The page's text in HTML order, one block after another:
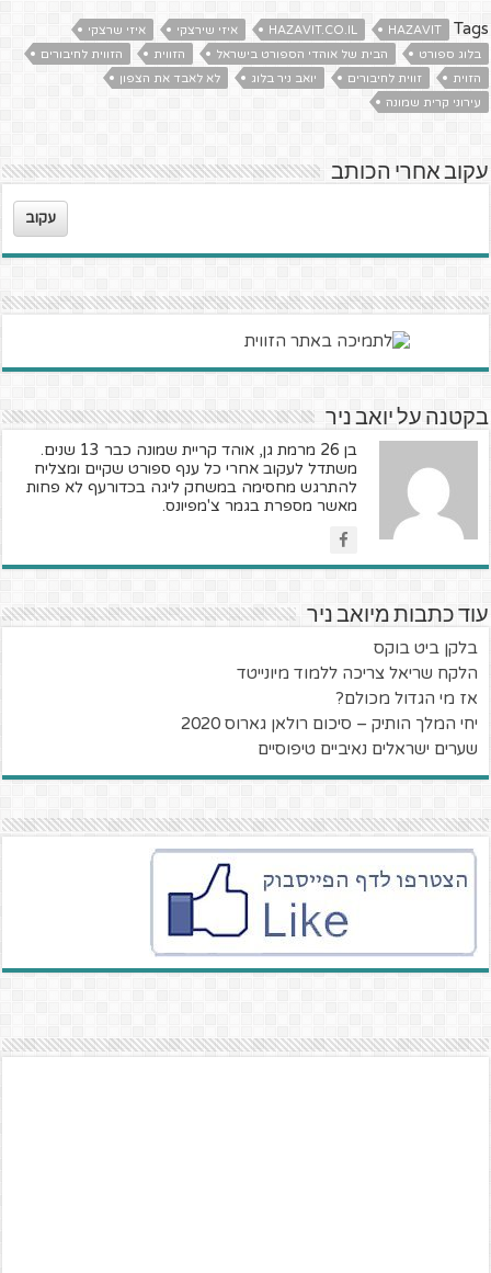
Tags
HAZAVIT
HAZAVIT.CO.IL איזי שירצקי
איזי שרצקי
בלוג ספורט
הבית של אוהדי הספורט בישראל הזווית
הזווית לחיבורים
הזוית
זווית לחיבורים יואב ניר בלוג
לא לאבד את הצפון
עירוני קרית שמונה
עקוב אחרי הכותב
עקוב
בקטנה על יואב ניר
בן 26 מרמת גן, אוהד קריית שמונה כבר 13 שנים.
משתדל לעקוב אחרי כל ענף ספורט שקיים ומצליח
להתרגש מחסימה במשחק ליגה בכדורעף לא פחות
מאשר מספרת בגמר צ'מפיונס.
עוד כתבות מיואב ניר
בלקן ביט בוקס
הלקח שריאל צריכה ללמוד מיונייטד
אז מי הגדול מכולם?
יחי המלך הותיק – סיכום רולאן גארוס 2020
שערים ישראלים נאיביים טיפוסיים